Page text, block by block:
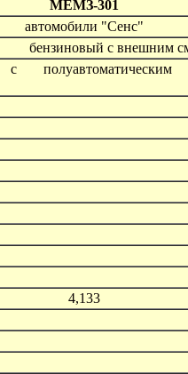
МЕМЗ-301
автомобили "Сенс"
бензиновый с внешним
с полуавтоматическим
4,133